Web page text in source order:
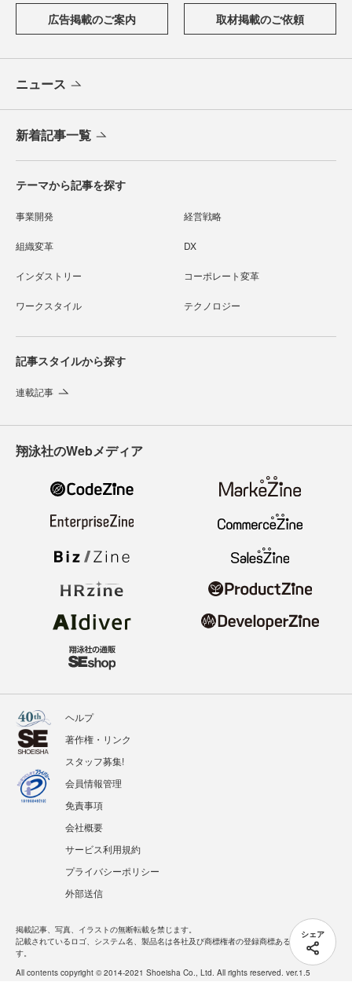
シェア
広告掲載のご案内 取材掲載のご依頼
ニュース
新着記事一覧
テーマから記事を探す
事業開発 経営戦略
組織変革 DX
インダストリー コーポレート変革
ワークスタイル テクノロジー
記事スタイルから探す
連載記事
翔泳社のWebメディア
ヘルプ
著作権・リンク
スタッフ募集!
会員情報管理
免責事項
会社概要
サービス利用規約
プライバシーポリシー
外部送信
掲載記事、写真、イラストの無断転載を禁じます。
記載されているロゴ、システム名、製品名は各社及び商標権者の登録商標あるいは商標で
す。
All contents copyright © 2014-2021 Shoeisha Co., Ltd. All rights reserved. ver.1.5